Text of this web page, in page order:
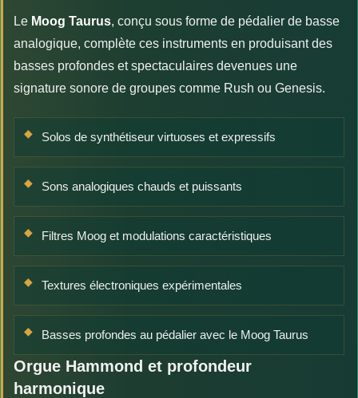
Le Moog Taurus, conçu sous forme de pédalier de basse
analogique, complète ces instruments en produisant des
basses profondes et spectaculaires devenues une
signature sonore de groupes comme Rush ou Genesis.
Solos de synthétiseur virtuoses et expressifs
Sons analogiques chauds et puissants
Filtres Moog et modulations caractéristiques
Textures électroniques expérimentales
Basses profondes au pédalier avec le Moog Taurus
Orgue Hammond et profondeur
harmonique